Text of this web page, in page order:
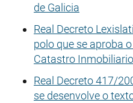
de Galicia
Real Decreto
polo que se aproba
Catastro Inmobiliario
Real Decreto 417/
se desenvolve o